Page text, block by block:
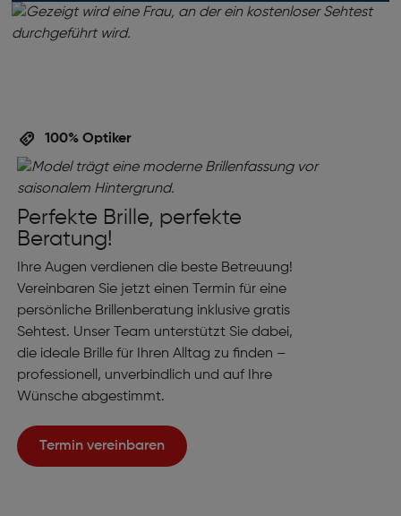
100% Optiker
Perfekte Brille, perfekte
Beratung!
Ihre Augen verdienen die beste Betreuung!
Vereinbaren Sie jetzt einen Termin für eine
persönliche Brillenberatung inklusive gratis
Sehtest. Unser Team unterstützt Sie dabei,
die ideale Brille für Ihren Alltag zu finden –
professionell, unverbindlich und auf Ihre
Wünsche abgestimmt.
Termin vereinbaren